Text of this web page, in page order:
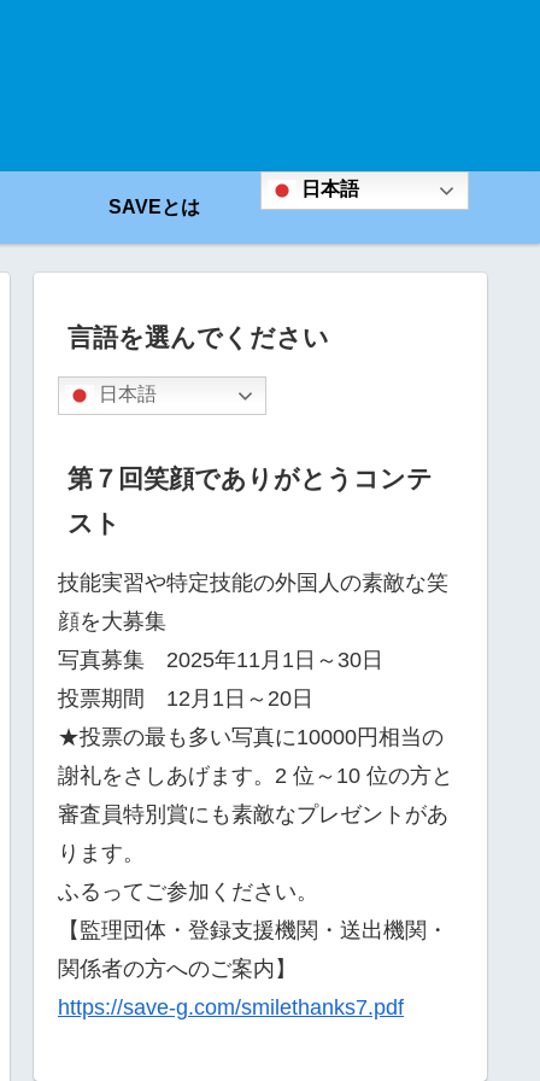
SAVEとは
日本語
言語を選んでください
日本語
第７回笑顔でありがとうコンテ
スト
技能実習や特定技能の外国人の素敵な笑
顔を大募集
写真募集 2025年11月1日～30日
投票期間 12月1日～20日
★投票の最も多い写真に10000円相当の
謝礼をさしあげます。2 位～10 位の方と
審査員特別賞にも素敵なプレゼントがあ
ります。
ふるってご参加ください。
【監理団体・登録支援機関・送出機関・
関係者の方へのご案内】
https://save-g.com/smilethanks7.pdf